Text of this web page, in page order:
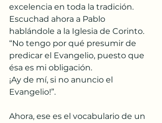
excelencia en toda la tradición.
Escuchad ahora a Pablo
hablándole a la Iglesia de Corinto.
“No tengo por qué presumir de
predicar el Evangelio, puesto que
ésa es mi obligación.
¡Ay de mí, si no anuncio el
Evangelio!”.
Ahora, ese es el vocabulario de un